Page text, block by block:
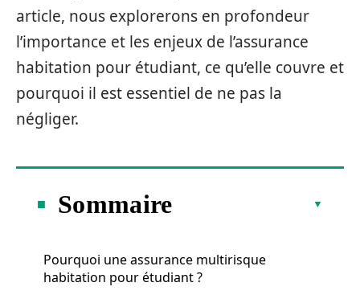
article, nous explorerons en profondeur
l’importance et les enjeux de l’assurance
habitation pour étudiant, ce qu’elle couvre et
pourquoi il est essentiel de ne pas la
négliger.
Sommaire
Pourquoi une assurance multirisque
habitation pour étudiant ?